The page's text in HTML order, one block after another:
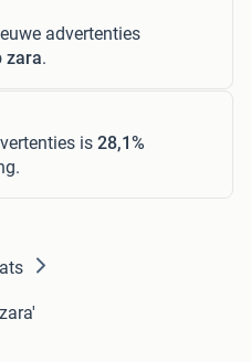
advertenties
zara.
is 28,1%